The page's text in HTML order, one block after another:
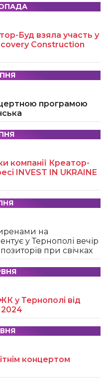
Буд взяла участь у
Construction
програмою
компанії Креатор-
INVEST IN UKRAINE
на
у Тернополі вечір
при свічках
у Тернополі від
концертом